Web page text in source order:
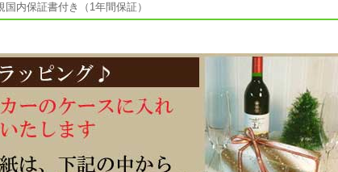
内保証書付き（1年間保証）